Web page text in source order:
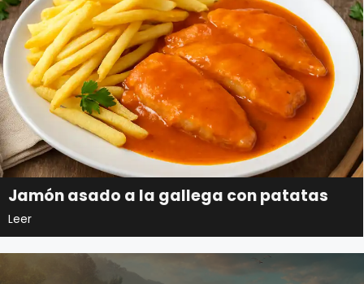
Jamón asado a la gallega con patatas
Leer